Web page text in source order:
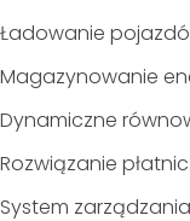
Ładowanie
Magazynowanie
Dynamiczne
Rozwiązanie
System zarządzania